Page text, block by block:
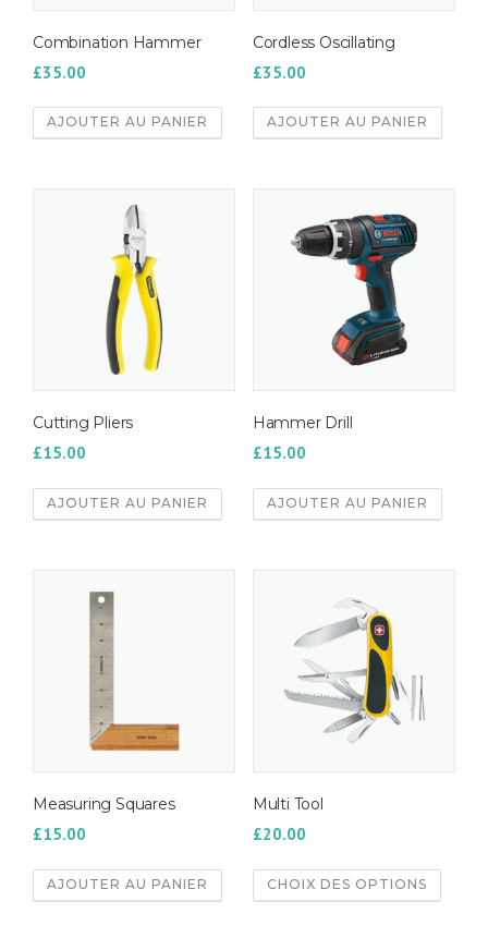
Combination Hammer
£35.00
AJOUTER AU PANIER
Cordless Oscillating
£35.00
AJOUTER AU PANIER
Cutting Pliers
£15.00
AJOUTER AU PANIER
Hammer Drill
£15.00
AJOUTER AU PANIER
Measuring Squares
£15.00
AJOUTER AU PANIER
Multi Tool
£20.00
CHOIX DES OPTIONS